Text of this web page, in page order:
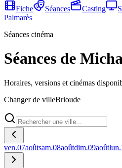
Fiche
Séances Casting
Palmarès
Séances cinéma
Séances de
Horaires, versions et cinémas
Changer de villeBrioude
ven.07aoûtsam.08aoûtdim.09aoûtlun.